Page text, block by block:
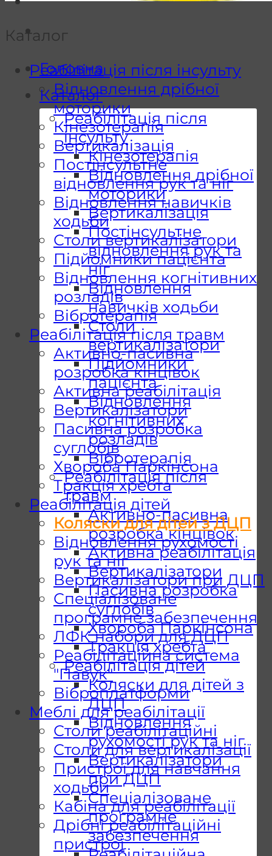
Головна
Каталог
Реабілітація після
інсульту
Кінезотерапія
Відновлення дрібної
моторики
Вертикалізація
Постінсультне
відновлення рук та
ніг
Відновлення
навичків ходьби
Столи
вертикалізатори
Підйомники
пацієнта
Відновлення
когнітивних
розладів
Вібротерапія
Реабілітація після
травм
Активно-пасивна
розробка кінцівок
Активна реабілітація
Вертикалізатори
Пасивна розробка
суглобів
Хвороба Паркінсона
Тракція хребта
Реабілітація дітей
Коляски для дітей з
ДЦП
Відновлення
рухомості рук та ніг
Вертикалізатори
при ДЦП
Спеціалізоване
програмне
забезпечення
Каталог
Реабілітація після інсульту
Відновлення дрібної
моторики
Кінезотерапія
Вертикалізація
Постінсультне
відновлення рук та ніг
Відновлення навичків
ходьби
Столи вертикалізатори
Підйомники пацієнта
Відновлення когнітивних
розладів
Вібротерапія
Реабілітація після травм
Активно-пасивна
розробка кінцівок
Активна реабілітація
Вертикалізатори
Пасивна розробка
суглобів
Хвороба Паркінсона
Тракція хребта
Реабілітація дітей
Коляски для дітей з ДЦП
Відновлення рухомості
рук та ніг
Вертикалізатори при ДЦП
Спеціалізоване
програмне забезпечення
ЛФК набори для ДЦП
Реабілітаційна система
"Павук"
Віброплатформи
Меблі для реабілітації
Столи реабілітаційні
Столи для вертикалізації
Пристрої для навчання
ходьби
Кабіна для реабілітації
Дрібні реабілітаційні
пристрої